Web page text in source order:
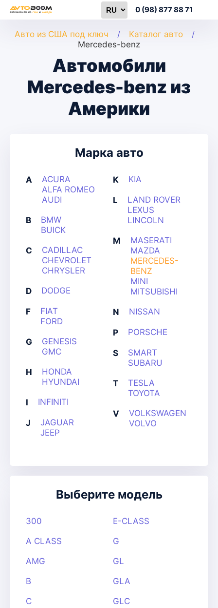
0 (98) 877 88 71
Авто из США под ключ
Каталог авто
Mercedes-benz
Автомобили
Mercedes-benz из
Америки
Марка авто
A
ACURA
ALFA ROMEO
AUDI
B
BMW
BUICK
C
CADILLAC
CHEVROLET
CHRYSLER
D DODGE
F
FIAT
FORD
G
GENESIS
GMC
H
HONDA
HYUNDAI
I INFINITI
J
JAGUAR
JEEP
K KIA
L
LAND ROVER
LEXUS
LINCOLN
M
MASERATI
MAZDA
MERCEDES-
BENZ
MINI
MITSUBISHI
N NISSAN
P PORSCHE
S
SMART
SUBARU
T
TESLA
TOYOTA
V
VOLKSWAGEN
VOLVO
Выберите модель
300
A CLASS
AMG
B
C
E-CLASS
G
GL
GLA
GLC